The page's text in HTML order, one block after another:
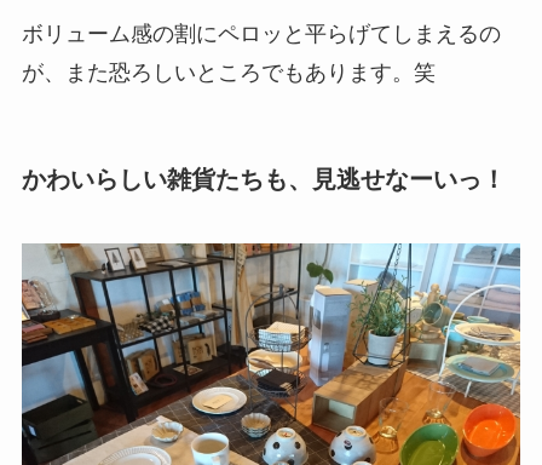
ボリューム感の割にペロッと平らげてしまえるの
が、また恐ろしいところでもあります。笑
かわいらしい雑貨たちも、見逃せなーいっ！